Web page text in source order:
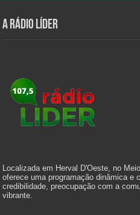
A Rádio Líder
Localizada em Herval D'Oeste, no
oferece uma programação dinâmica e
credibilidade, preocupação com a
vibrante.